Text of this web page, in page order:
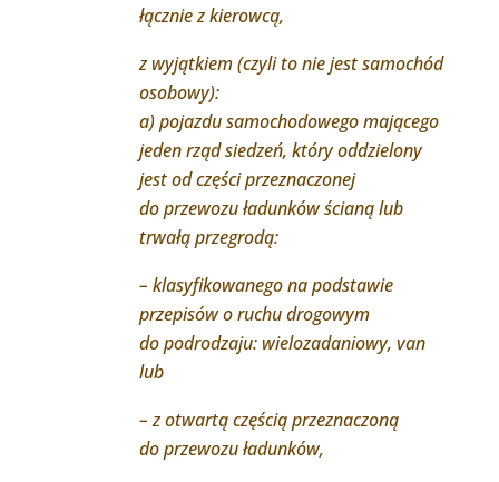
łącznie z kierowcą,
z wyjątkiem (czyli to nie jest samochód
osobowy):
a) pojazdu samochodowego mającego
jeden rząd siedzeń, który oddzielony
jest od części przeznaczonej
do przewozu ładunków ścianą lub
trwałą przegrodą:
– klasyfikowanego na podstawie
przepisów o ruchu drogowym
do podrodzaju: wielozadaniowy, van
lub
– z otwartą częścią przeznaczoną
do przewozu ładunków,